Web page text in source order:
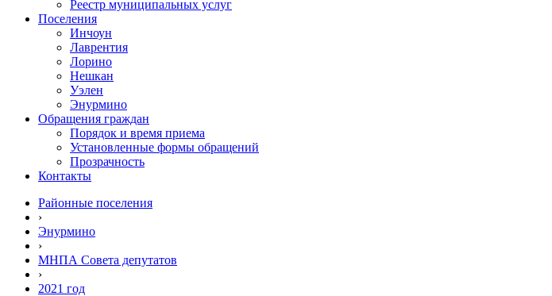
Реестр муниципальных услуг
Поселения
Инчоун
Лаврентия
Лорино
Нешкан
Уэлен
Энурмино
Обращения граждан
Порядок и время приема
Установленные формы обращений
Прозрачность
Контакты
Районные поселения
›
Энурмино
›
МНПА Совета депутатов
›
2021 год